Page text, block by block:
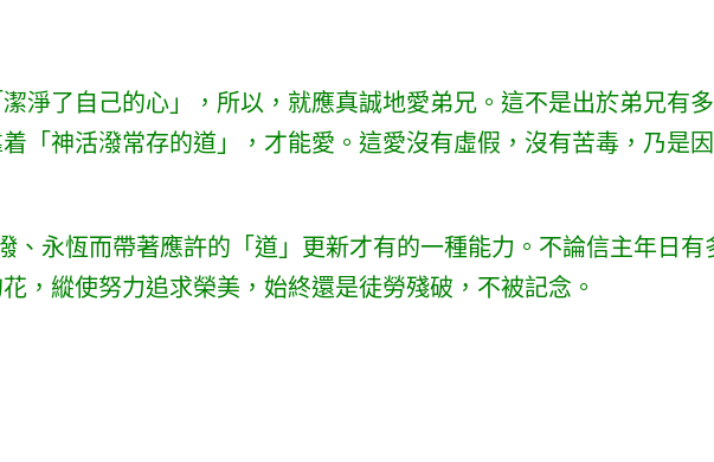
淨了自己的心」，所以，就應真誠地愛弟兄。這不是出於弟兄有
「神活潑常存的道」，才能愛。這愛沒有虛假，沒有苦毒，乃是
永恆而帶著應許的「道」更新才有的一種能力。不論信主年日有
，縱使努力追求榮美，始終還是徒勞殘破，不被記念。